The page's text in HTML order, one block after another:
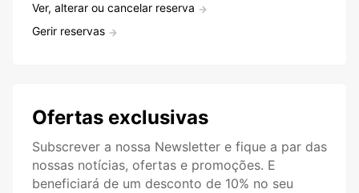
Ver, alterar ou cancelar reserva
Gerir reservas
Ofertas exclusivas
Subscrever a nossa Newsletter e fique a par das
nossas notícias, ofertas e promoções. E
beneficiará de um desconto de 10% no seu